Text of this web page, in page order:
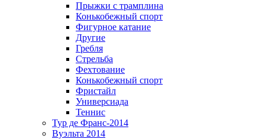
Прыжки с трамплина
Конькобежный спорт
Фигурное катание
Другие
Гребля
Стрельба
Фехтование
Конькобежный спорт
Фристайл
Универсиада
Теннис
Тур де Франс-2014
Вуэльта 2014